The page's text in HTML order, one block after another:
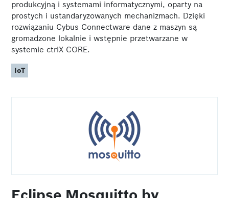
produkcyjną i systemami informatycznymi, oparty na
prostych i ustandaryzowanych mechanizmach. Dzięki
rozwiązaniu Cybus Connectware dane z maszyn są
gromadzone lokalnie i wstępnie przetwarzane w
systemie ctrlX CORE.
IoT